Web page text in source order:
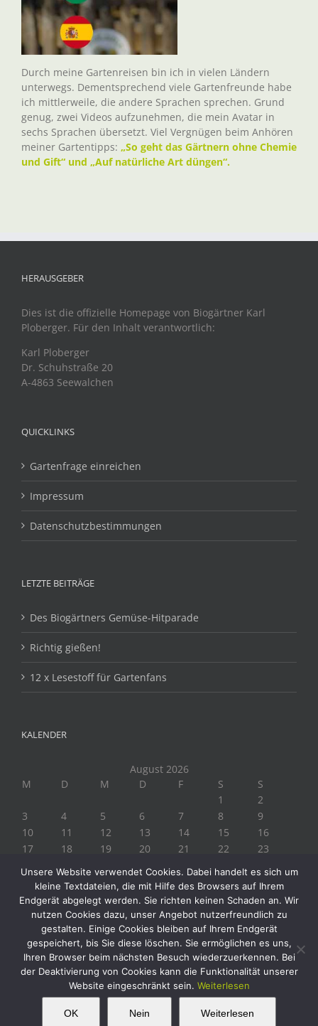
Durch meine Gartenreisen bin ich in vielen Ländern
unterwegs. Dementsprechend viele Gartenfreunde habe
ich mittlerweile, die andere Sprachen sprechen. Grund
genug, zwei Videos aufzunehmen, die mein Avatar in
sechs Sprachen übersetzt. Viel Vergnügen beim Anhören
meiner Gartentipps: „So geht das Gärtnern ohne Chemie
und Gift“ und „Auf natürliche Art düngen“.
HERAUSGEBER
Dies ist die offizielle Homepage von Biogärtner Karl
Ploberger. Für den Inhalt verantwortlich:
Karl Ploberger
Dr. Schuhstraße 20
A-4863 Seewalchen
QUICKLINKS
Gartenfrage einreichen
Impressum
Datenschutzbestimmungen
LETZTE BEITRÄGE
Des Biogärtners Gemüse-Hitparade
Richtig gießen!
12 x Lesestoff für Gartenfans
KALENDER
August 2026
M
D M D F S
S
1
2
3
4 5 6 7 8
9
10
11 12 13 14 15
16
17
18 19 20 21 22
23
« Juli
Copyright 2019 Biogärtner Ploberger | Alle Rechte vorbehalten
FacebookInstagram
TwitterYouTube
This website uses cookies and third party
Unsere Website verwendet Cookies. Dabei handelt es sich um
kleine Textdateien, die mit Hilfe des Browsers auf Ihrem
Endgerät abgelegt werden. Sie richten keinen Schaden an. Wir
nutzen Cookies dazu, unser Angebot nutzerfreundlich zu
gestalten. Einige Cookies bleiben auf Ihrem Endgerät
gespeichert, bis Sie diese löschen. Sie ermöglichen es uns,
Ihren Browser beim nächsten Besuch wiederzuerkennen. Bei
der Deaktivierung von Cookies kann die Funktionalität unserer
Website eingeschränkt sein. Weiterlesen
OK Nein Weiterlesen